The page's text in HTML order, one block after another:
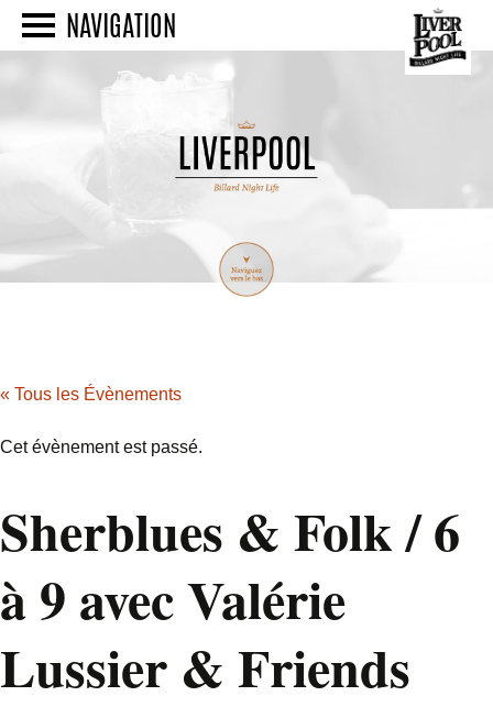
NAVIGATION
« Tous les Évènements
Cet évènement est passé.
Sherblues & Folk / 6
à 9 avec Valérie
Lussier & Friends